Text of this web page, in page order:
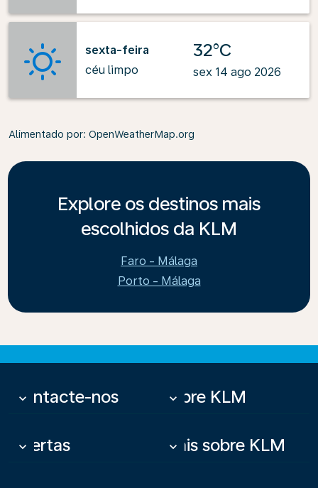
sexta-feira
céu limpo
32°C
sex 14 ago 2026
Alimentado por: OpenWeatherMap.org
Explore os destinos mais
escolhidos da KLM
Faro - Málaga
Porto - Málaga
Contacte-nos
keyboard_arrow_down Sobre KLM
keyboard_arrow_down
Ofertas
keyboard_arrow_down Mais sobre KLM
keyboard_arrow_down